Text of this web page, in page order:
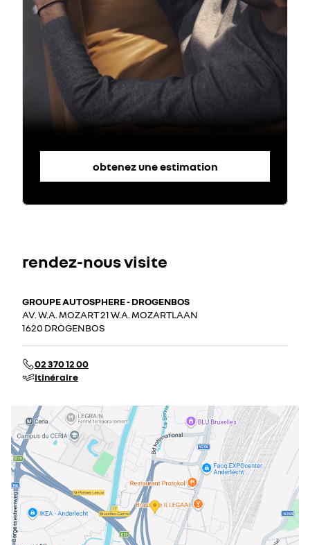
obtenez une estimation
rendez-nous visite
GROUPE AUTOSPHERE - DROGENBOS
AV. W.A. MOZART 21 W.A. MOZARTLAAN
1620 DROGENBOS
02 370 12 00
itinéraire